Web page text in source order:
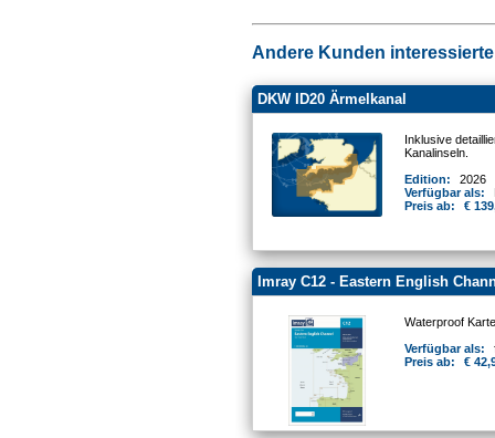
Andere Kunden
DKW ID20 Ärmelkanal
Inklusive
Kanalinseln.
Edition:
2026
Verfügbar als:
Preis ab:
€
Imray C12 - Eastern English
Waterproof
Verfügbar als:
Preis ab:
€